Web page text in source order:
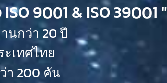
9001 & ISO 39001 "​
นกว่า 20 ปี
ะเทศไทย
า 200 คัน